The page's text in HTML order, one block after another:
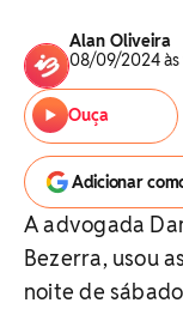
Alan Oliveira
08/09/2024 às
Ouça
Adicionar
A advogada
Bezerra, usou
noite de